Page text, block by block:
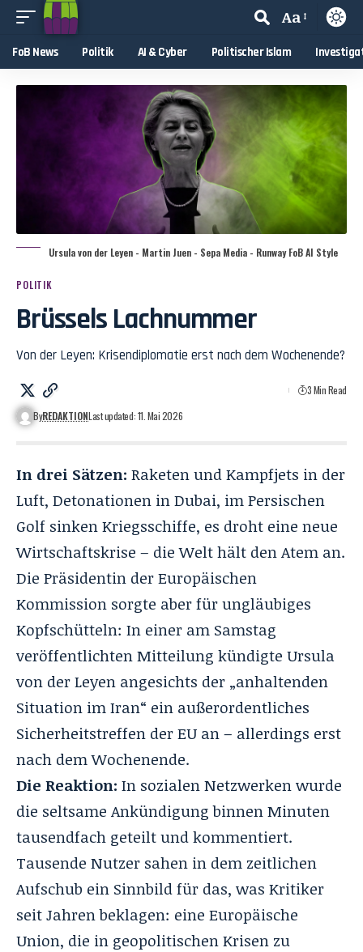
Aa
FoB News Politik AI & Cyber Politischer Islam
Ursula von der Leyen - Martin Juen - Sepa Media - Runway FoB AI Style
POLITIK
Brüssels Lachnummer
Von der Leyen: Krisendiplomatie erst nach dem Wochenende?
ByREDAKTIONLast updated: 11. Mai 2026
3 Min Read
In drei Sätzen: Raketen und Kampfjets in der
Luft, Detonationen in Dubai, im Persischen
Golf sinken Kriegsschiffe, es droht eine neue
Wirtschaftskrise – die Welt hält den Atem an.
Die Präsidentin der Europäischen
Kommission sorgte aber für ungläubiges
Kopfschütteln: In einer am Samstag
veröffentlichten Mitteilung kündigte Ursula
von der Leyen angesichts der „anhaltenden
Situation im Iran“ ein außerordentliches
Sicherheitstreffen der EU an – allerdings erst
nach dem Wochenende.
Die Reaktion: In sozialen Netzwerken wurde
die seltsame Ankündigung binnen Minuten
tausendfach geteilt und kommentiert.
Tausende Nutzer sahen in dem zeitlichen
Aufschub ein Sinnbild für das, was Kritiker
seit Jahren beklagen: eine Europäische
Union, die in geopolitischen Krisen zu